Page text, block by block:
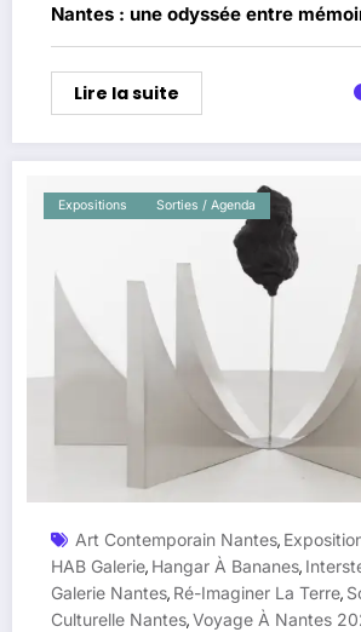
Nantes : une odyssée entre
et oubli
Lire la suite
Expositions Sorties / Agenda
Art Contemporain Nantes,
HAB Galerie, Hangar À Bananes,
Galerie Nantes, Ré-Imaginer La Terre,
Culturelle Nantes,Voyage À Nantes